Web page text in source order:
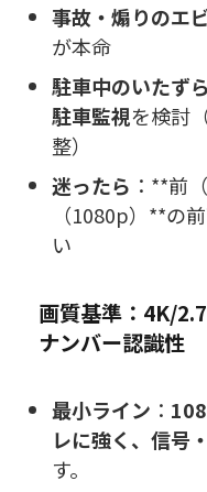
事故・煽りのエ
が本命
駐車中のいたず
駐車監視を検討
整）
迷ったら ：**前
（1080p）**の
い
画質基準：4K/
ナンバー認識性
最小ライン ：
レに強く、信号
す。